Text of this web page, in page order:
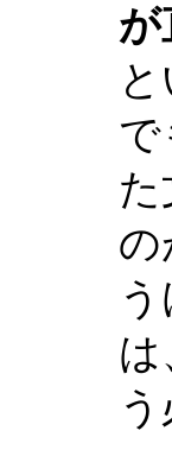
が
の